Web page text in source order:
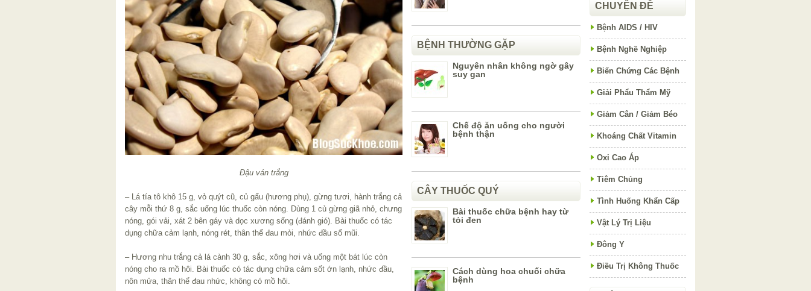
Đậu ván trắng
– Lá tía tô khô 15 g, vỏ quýt cũ, củ gấu (hương phụ), gừng tươi, hành trắng cả
cây mỗi thứ 8 g, sắc uống lúc thuốc còn nóng. Dùng 1 củ gừng giã nhỏ, chưng
nóng, gói vải, xát 2 bên gáy và dọc xương sống (đánh gió). Bài thuốc có tác
dụng chữa cảm lạnh, nóng rét, thân thể đau mỏi, nhức đầu sổ mũi.
– Hương nhu trắng cả lá cành 30 g, sắc, xông hơi và uống một bát lúc còn
nóng cho ra mồ hôi. Bài thuốc có tác dụng chữa cảm sốt ớn lạnh, nhức đầu,
nôn mửa, thân thể đau nhức, không có mồ hôi.
BỆNH THƯỜNG GẶP
Nguyên nhân không ngờ gây
suy gan
Chế độ ăn uống cho người
bệnh thận
CÂY THUỐC QUÝ
Bài thuốc chữa bệnh hay từ
tỏi đen
Cách dùng hoa chuối chữa
bệnh
CHUYÊN ĐỀ
Bệnh AIDS / HIV
Bệnh Nghề Nghiệp
Biến Chứng Các Bệnh
Giải Phẩu Thẩm Mỹ
Giảm Cân / Giảm Béo
Khoáng Chất Vitamin
Oxi Cao Áp
Tiêm Chủng
Tình Huống Khẩn Cấp
Vật Lý Trị Liệu
Đông Y
Điều Trị Không Thuốc